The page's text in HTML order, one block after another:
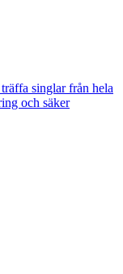
singlar från hela
och säker